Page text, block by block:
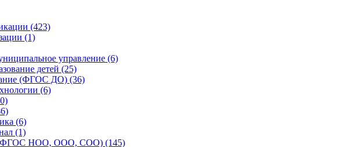
(423)
(1)
управление (6)
детей (25)
(ФГОС ДО) (36)
(6)
(6)
(1)
(ФГОС НОО, ООО, СОО) (145)